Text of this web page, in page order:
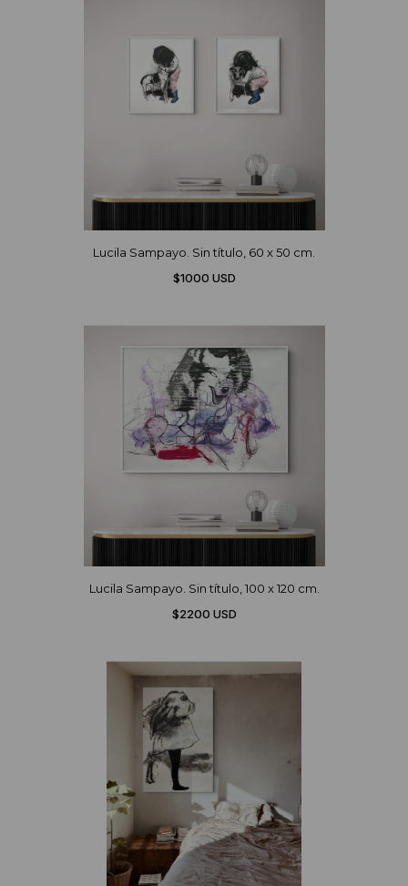
Lucila Sampayo. Sin título, 60 x 50 cm.
$1000 USD
Lucila Sampayo. Sin título, 100 x 120 cm.
$2200 USD